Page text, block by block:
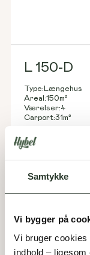
Samtykke
Vi bygger på
Vi bruger
indhold –
L 150-D
Type: Længehus
Areal:150m²
Værelser:4
Carport:31m²